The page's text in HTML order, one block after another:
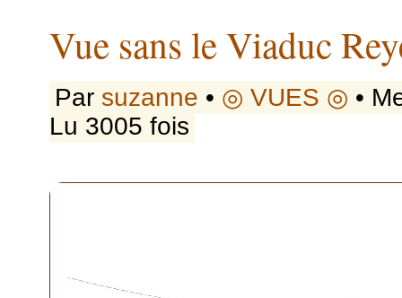
Vue sans le Viaduc
Par suzanne • ◎ VUES ◎ •
Lu 3005 fois